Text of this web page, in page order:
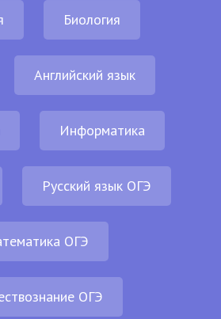
Биология
Английский язык
Информатика
Русский язык ОГЭ
ОГЭ
ОГЭ